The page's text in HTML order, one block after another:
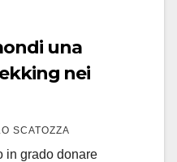
una
nei
SCATOZZA
in grado donare